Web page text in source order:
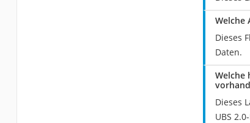
Welche
Dieses
Daten.
Welche
Dieses
UBS